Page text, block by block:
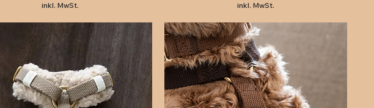
inkl. MwSt. inkl. MwSt.